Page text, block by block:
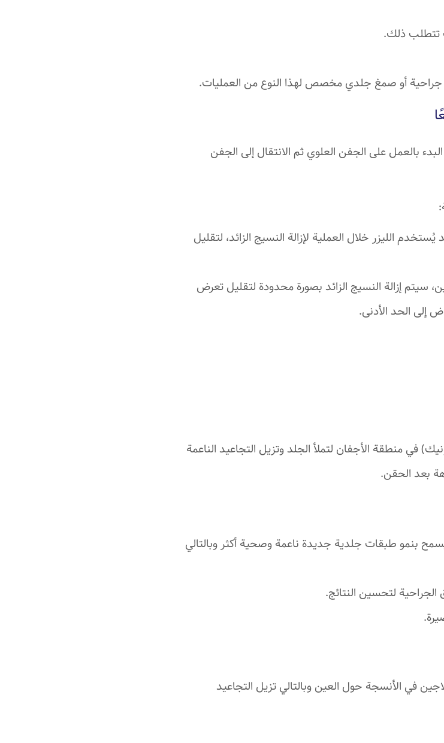
تتطلب ذلك.
جراحية أو صمغ جلدي مخصص لهذا النوع من العمليات.
بالعمل على الجفن العلوي ثم الانتقال إلى الجفن
الليزر خلال العملية لإزالة النسيج الزائد، لتقليل
إزالة النسيج الزائد بصورة محدودة لتقليل تعرض
إلى الحد الأدنى.
في منطقة الأجفان لتملأ الجلد وتزيل التجاعيد الناعمة
بعد الحقن.
بنمو طبقات جلدية جديدة ناعمة وصحية أكثر وبالتالي
لتحسين النتائج.
في الأنسجة حول العين وبالتالي تزيل التجاعيد